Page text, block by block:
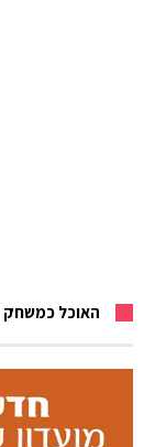
האוכל כמשחק